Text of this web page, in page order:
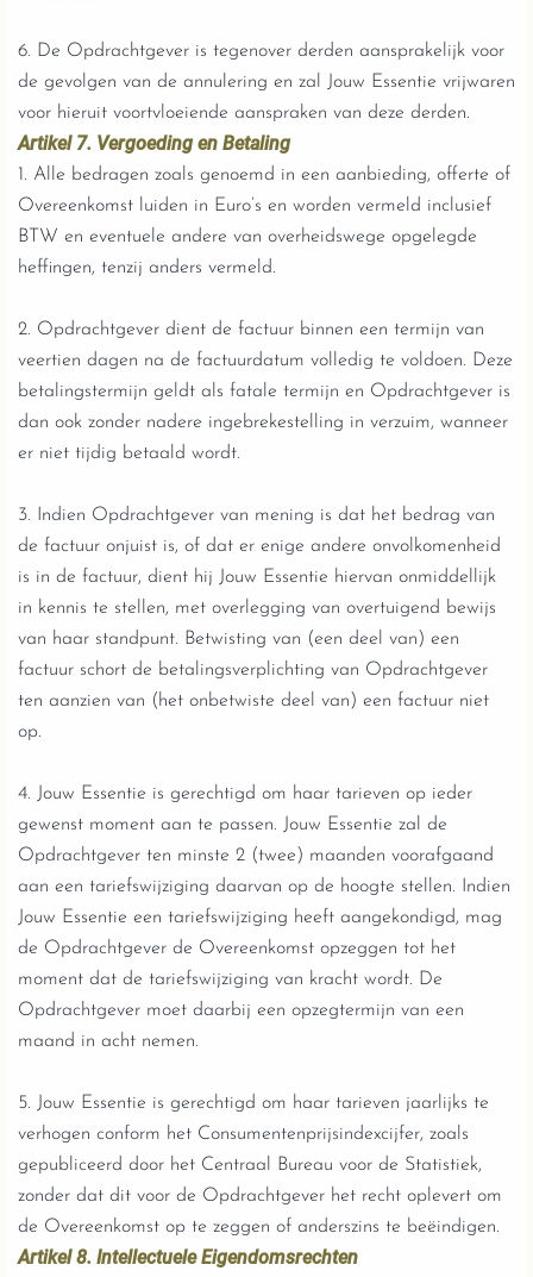
6. De Opdrachtgever is tegenover derden aansprakelijk voor
de gevolgen van de annulering en zal Jouw Essentie vrijwaren
voor hieruit voortvloeiende aanspraken van deze derden.
Artikel 7. Vergoeding en Betaling
1. Alle bedragen zoals genoemd in een aanbieding, offerte of
Overeenkomst luiden in Euro’s en worden vermeld inclusief
BTW en eventuele andere van overheidswege opgelegde
heffingen, tenzij anders vermeld.
2. Opdrachtgever dient de factuur binnen een termijn van
veertien dagen na de factuurdatum volledig te voldoen. Deze
betalingstermijn geldt als fatale termijn en Opdrachtgever is
dan ook zonder nadere ingebrekestelling in verzuim, wanneer
er niet tijdig betaald wordt.
3. Indien Opdrachtgever van mening is dat het bedrag van
de factuur onjuist is, of dat er enige andere onvolkomenheid
is in de factuur, dient hij Jouw Essentie hiervan onmiddellijk
in kennis te stellen, met overlegging van overtuigend bewijs
van haar standpunt. Betwisting van (een deel van) een
factuur schort de betalingsverplichting van Opdrachtgever
ten aanzien van (het onbetwiste deel van) een factuur niet
op.
4. Jouw Essentie is gerechtigd om haar tarieven op ieder
gewenst moment aan te passen. Jouw Essentie zal de
Opdrachtgever ten minste 2 (twee) maanden voorafgaand
aan een tariefswijziging daarvan op de hoogte stellen. Indien
Jouw Essentie een tariefswijziging heeft aangekondigd, mag
de Opdrachtgever de Overeenkomst opzeggen tot het
moment dat de tariefswijziging van kracht wordt. De
Opdrachtgever moet daarbij een opzegtermijn van een
maand in acht nemen.
5. Jouw Essentie is gerechtigd om haar tarieven jaarlijks te
verhogen conform het Consumentenprijsindexcijfer, zoals
gepubliceerd door het Centraal Bureau voor de Statistiek,
zonder dat dit voor de Opdrachtgever het recht oplevert om
de Overeenkomst op te zeggen of anderszins te beëindigen.
Artikel 8. Intellectuele Eigendomsrechten